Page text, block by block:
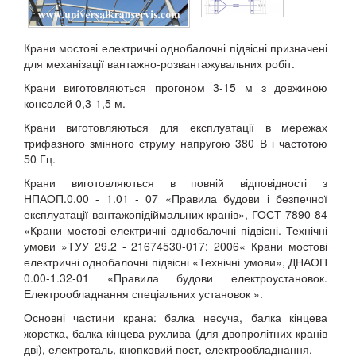
Крани мостові електричні однобалочні підвісні призначені
для механізації вантажно-розвантажувальних робіт.
Крани виготовляються прогоном 3-15 м з довжиною
консолей 0,3-1,5 м.
Крани виготовляються для експлуатації в мережах
трифазного змінного струму напругою 380 В і частотою
50 Гц.
Крани виготовляються в повній відповідності з
НПАОП.0.00 - 1.01 - 07 «Правила будови і безпечної
експлуатації вантажопідіймальних кранів», ГОСТ 7890-84
«Крани мостові електричні однобалочні підвісні. Технічні
умови »ТУУ 29.2 - 21674530-017: 2006« Крани мостові
електричні однобалочні підвісні «Технічні умови», ДНАОП
0.00-1.32-01 «Правила будови електроустановок.
Електрообладнання спеціальних установок ».
Основні частини крана: балка несуча, балка кінцева
жорстка, балка кінцева рухлива (для двопролітних кранів
дві), електроталь, кнопковий пост, електрообладнання.